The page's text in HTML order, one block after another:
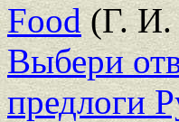
Food(Г. И.
Выбери
предлоги